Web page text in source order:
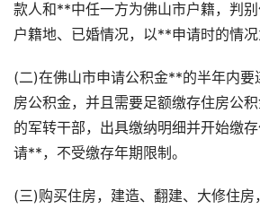
款人和**中任一方为佛山市户籍，判别
户籍地、已婚情况，以**申请时的情况
(二)在佛山市申请公积金**的半年内要
房公积金，并且需要足额缴存住房公
的军转干部，出具缴纳明细并开始缴
请**，不受缴存年期限制。
(三)购买住房，建造、翻建、大修住房